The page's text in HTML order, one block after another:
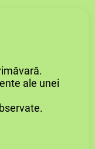
ale unei